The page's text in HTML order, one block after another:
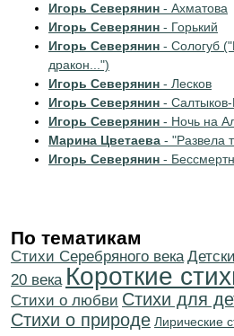
Игорь Северянин - Ахматова
Игорь Северянин - Горький
Игорь Северянин - Сологуб
дракон...")
Игорь Северянин - Лесков
Игорь Северянин -
Игорь Северянин - Ночь на
Марина Цветаева - "Развела
Игорь Северянин -
По тематикам
Cтихи Серебряного века
20 века Короткие
Стихи о любви Стихи для
Стихи о природе Лирические